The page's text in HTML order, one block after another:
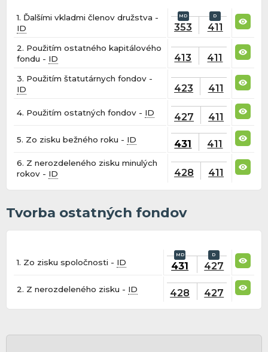
1. Ďalšími vkladmi členov družstva -
ID
353 411
2. Použitím ostatného kapitálového
fondu - ID 413 411
3. Použitím štatutárnych fondov -
ID
423 411
4. Použitím ostatných fondov - ID 427 411
5. Zo zisku bežného roku - ID 431 411
6. Z nerozdeleného zisku minulých
rokov - ID 428 411
Tvorba ostatných fondov
1. Zo zisku spoločnosti - ID 431 427
2. Z nerozdeleného zisku - ID 428 427